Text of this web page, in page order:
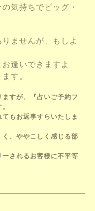
気持ちでビッグ・
ませんが、もしよ
逢いできますよ
す。
すが、『占いご予約フ
てもお返事すらいたしま
、ややこしく感じる部
されるお客様に不平等